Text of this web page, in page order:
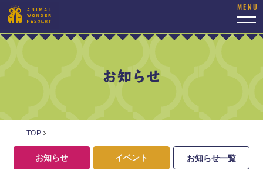
お知らせ
TOP
お知らせ イベント お知らせ一覧